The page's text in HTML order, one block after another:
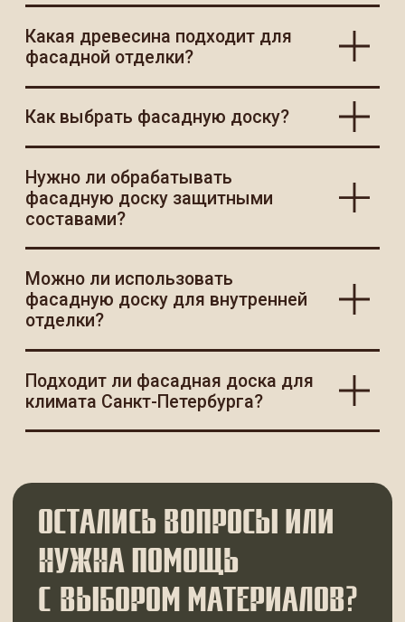
КОНТАКТЫ
Ленинградская область,
ул. Заводская, д. 7
По будням с 9:00 до 18:00
Субота с 10:00 до 18:00, воскресенье —
выходной
АДРЕС И РЕЖИМ РАБОТЫ
99dosok@mail.ru
+7 (921) 185-44-99
WhatsApp
ИП Пермякова Татьяна Ивановна
Разработка сайта
Политика конфиденциальности
2025 © 99ДОСОК